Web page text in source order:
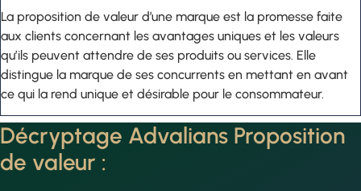
La proposition de valeur d’une marque est la promesse faite
aux clients concernant les avantages uniques et les valeurs
qu’ils peuvent attendre de ses produits ou services. Elle
distingue la marque de ses concurrents en mettant en avant
ce qui la rend unique et désirable pour le consommateur.
Décryptage Advalians Proposition
de valeur :